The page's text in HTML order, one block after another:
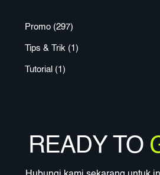
Promo (297)
Tips & Trik (1)
Tutorial (1)
READY TO